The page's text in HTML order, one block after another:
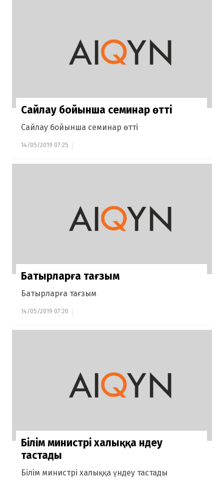
Сайлау бойынша семинар өтті
Сайлау бойынша семинар өтті
14/05/2019 07:25
Батырларға тағзым
Батырларға тағзым
14/05/2019 07:20
Білім министрі халыққа үндеу
тастады
Білім министрі халыққа үндеу тастады